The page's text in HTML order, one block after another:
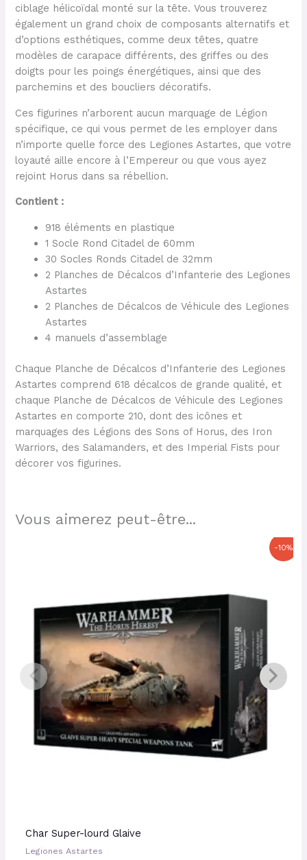
ciblage hélicoïdal monté sur la tête. Vous trouverez
également un grand choix de composants alternatifs et
d’options esthétiques, comme deux têtes, quatre
modèles de carapace différents, des griffes ou des
doigts pour les poings énergétiques, ainsi que des
parchemins et des boucliers décoratifs.
Ces figurines n’arborent aucun marquage de Légion
spécifique, ce qui vous permet de les employer dans
n’importe quelle force des Legiones Astartes, que votre
loyauté aille encore à l’Empereur ou que vous ayez
rejoint Horus dans sa rébellion.
Contient :
918 éléments en plastique
1 Socle Rond Citadel de 60mm
30 Socles Ronds Citadel de 32mm
2 Planches de Décalcos d’Infanterie des Legiones
Astartes
2 Planches de Décalcos de Véhicule des Legiones
Astartes
4 manuels d’assemblage
Chaque Planche de Décalcos d’Infanterie des Legiones
Astartes comprend 618 décalcos de grande qualité, et
chaque Planche de Décalcos de Véhicule des Legiones
Astartes en comporte 210, dont des icônes et
marquages des Légions des Sons of Horus, des Iron
Warriors, des Salamanders, et des Imperial Fists pour
décorer vos figurines.
Vous aimerez peut-être...
-10%
Char Super-lourd Glaive
Legiones Astartes